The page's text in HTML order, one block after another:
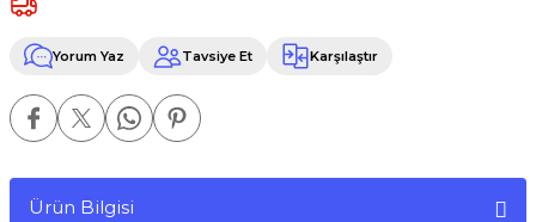
Yorum Yaz Tavsiye Et Karşılaştır
Ürün Bilgisi